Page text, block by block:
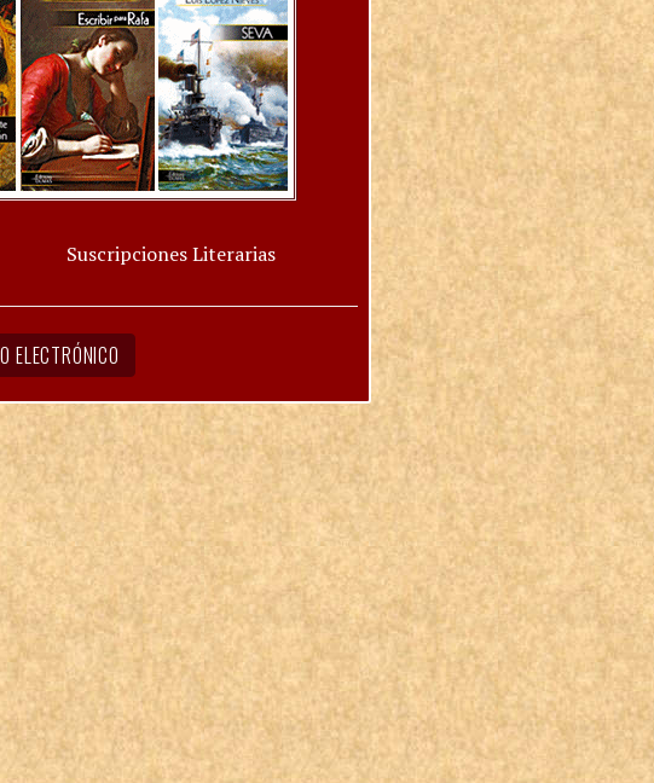
Suscripciones Literarias
ELECTRÓNICO